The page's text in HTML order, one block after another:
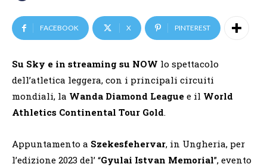
FACEBOOK X PINTEREST
Su Sky e in streaming su NOW lo spettacolo
dell’atletica leggera, con i principali circuiti
mondiali, la Wanda Diamond League e il World
Athletics Continental Tour Gold.
Appuntamento a Szekesfehervar, in Ungheria, per
l’edizione 2023 del’ “Gyulai Istvan Memorial”, evento